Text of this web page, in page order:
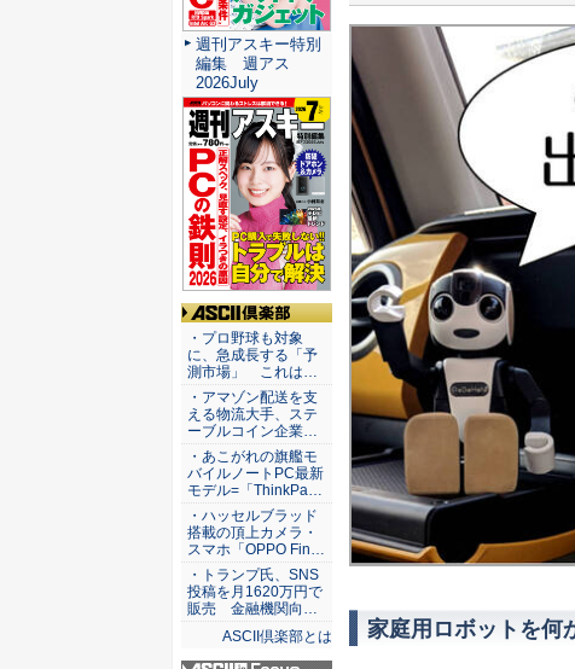
家庭用ロボットを何
週刊アスキー特別
編集 週アス
2026July
ASCII倶楽部
・プロ野球も対象
に、急成長する「予
測市場」 これは…
・アマゾン配送を支
える物流大手、ステ
ーブルコイン企業…
・あこがれの旗艦モ
バイルノートPC最新
モデル=「ThinkPa…
・ハッセルブラッド
搭載の頂上カメラ・
スマホ「OPPO Fin…
・トランプ氏、SNS
投稿を月1620万円で
販売 金融機関向…
ASCII倶楽部とは